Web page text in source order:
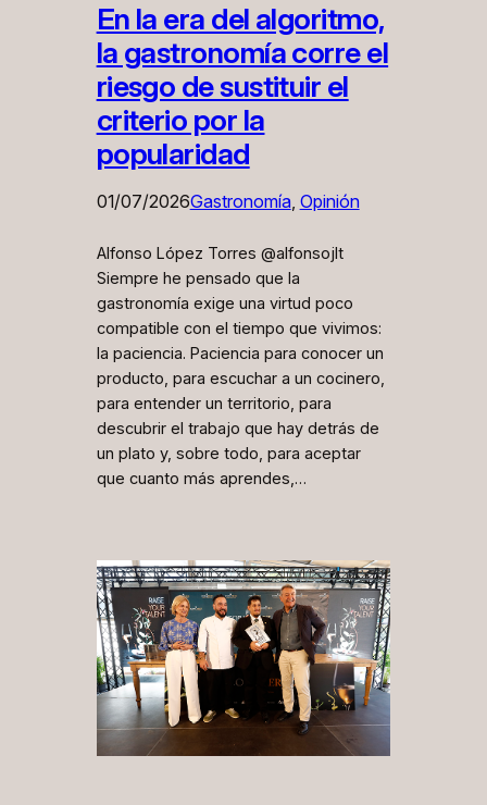
En la era del algoritmo,
la gastronomía corre el
riesgo de sustituir el
criterio por la
popularidad
01/07/2026Gastronomía, Opinión
Alfonso López Torres @alfonsojlt
Siempre he pensado que la
gastronomía exige una virtud poco
compatible con el tiempo que vivimos:
la paciencia. Paciencia para conocer un
producto, para escuchar a un cocinero,
para entender un territorio, para
descubrir el trabajo que hay detrás de
un plato y, sobre todo, para aceptar
que cuanto más aprendes,…